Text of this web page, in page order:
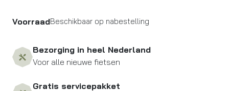
VoorraadBeschikbaar op nabestelling
Bezorging in heel Nederland
Voor alle nieuwe fietsen
Gratis servicepakket